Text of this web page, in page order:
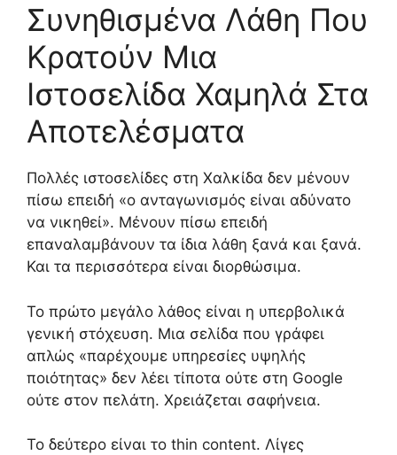
Συνηθισμένα Λάθη Που
Κρατούν Μια
Ιστοσελίδα Χαμηλά Στα
Αποτελέσματα
Πολλές ιστοσελίδες στη Χαλκίδα δεν μένουν
πίσω επειδή «ο ανταγωνισμός είναι αδύνατο
να νικηθεί». Μένουν πίσω επειδή
επαναλαμβάνουν τα ίδια λάθη ξανά και ξανά.
Και τα περισσότερα είναι διορθώσιμα.
Το πρώτο μεγάλο λάθος είναι η υπερβολικά
γενική στόχευση. Μια σελίδα που γράφει
απλώς «παρέχουμε υπηρεσίες υψηλής
ποιότητας» δεν λέει τίποτα ούτε στη Google
ούτε στον πελάτη. Χρειάζεται σαφήνεια.
Το δεύτερο είναι το thin content. Λίγες